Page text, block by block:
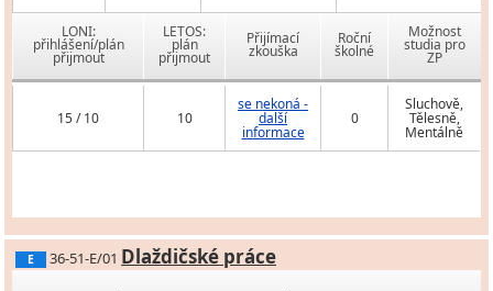
LONI:
přihlášení/plán
přijmout
LETOS:
plán
přijmout
Přijímací
zkouška
Roční
školné
Možnost
studia pro
ZP
15 / 10 10
se nekoná -
další
informace
0
Sluchově,
Tělesně,
Mentálně
E 36-51-E/01 Dlaždičské práce